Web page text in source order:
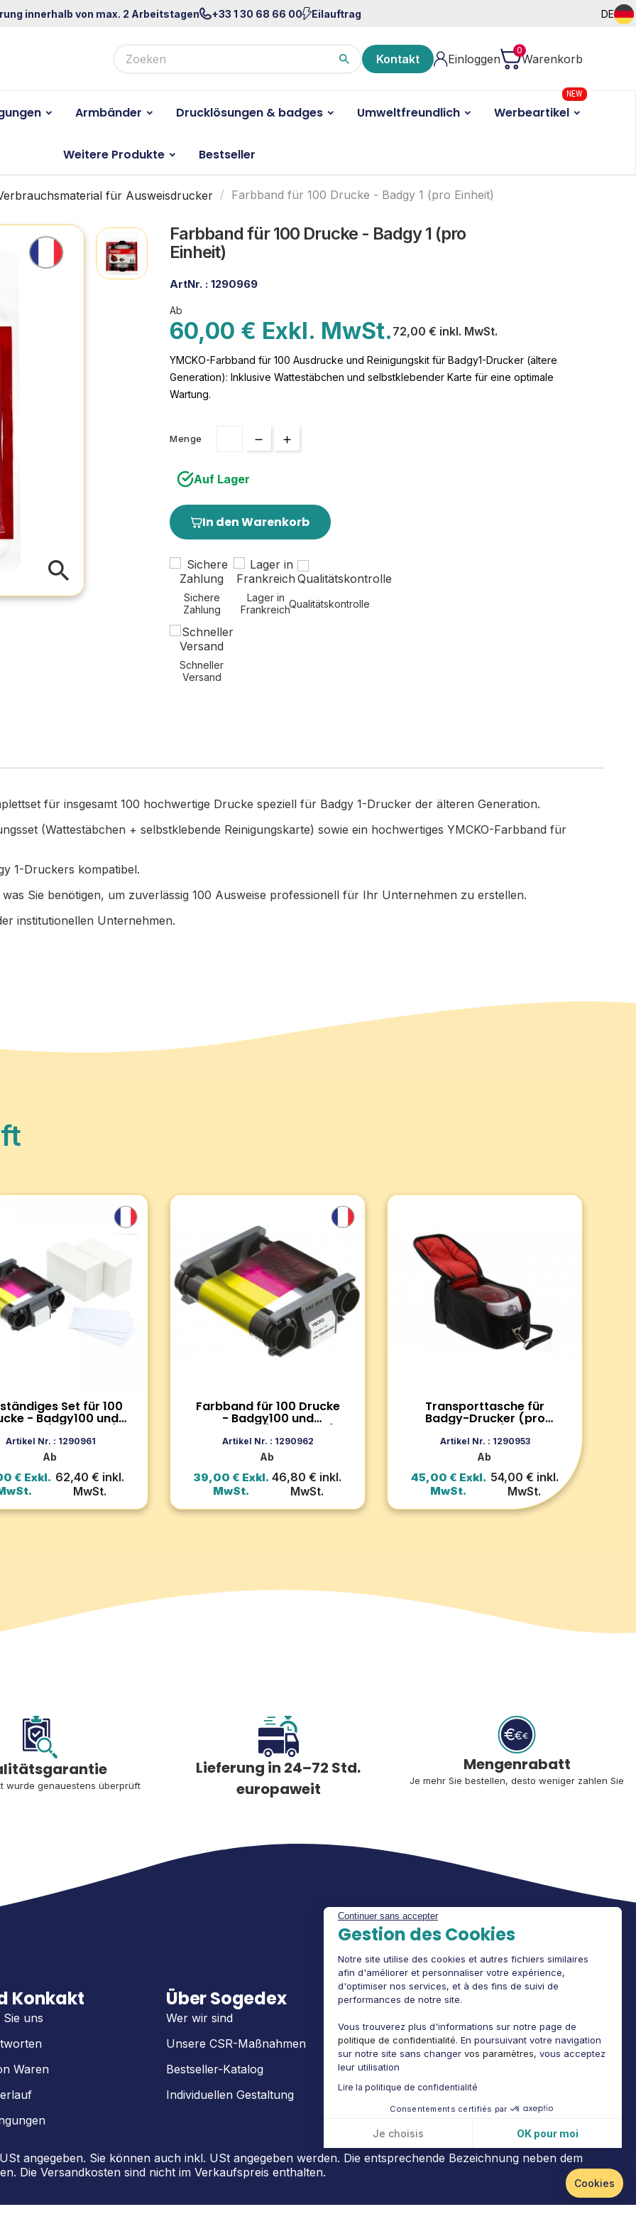
Continuer sans accepter
Gestion des Cookies
Notre site utilise des cookies et autres fichiers similaires
afin d'améliorer et personnaliser votre expérience,
d'optimiser nos services, et à des fins de suivi de
performances de notre site.
Vous trouverez plus d'informations sur notre page de
politique de confidentialité. En poursuivant votre navigation
sur notre site sans changer vos paramètres, vous acceptez
leur utilisation
Lire la politique de confidentialité
Consentements certifiés par
Je choisis OK pour moi
Axeptio consent
Plateforme de Gestion du Consentement : Personnalisez vos Options
Notre plateforme vous permet d'adapter et de gérer vosCookies
innerhalb von max. 2 Arbeitstagen +33 1 30 68 66 00 Eilauftrag DE
Kontakt Einloggen
0
Warenkorb
Armbänder Drucklösungen & badges Umweltfreundlich Werbeartikel
NEW
Weitere Produkte Bestseller
für Ausweisdrucker Farbband für 100 Drucke - Badgy 1 (pro Einheit)
search
Farbband für 100 Drucke - Badgy 1 (pro
Einheit)
ArtNr. : 1290969
Ab
60,00 € Exkl. MwSt. 72,00 € inkl. MwSt.
YMCKO-Farbband für 100 Ausdrucke und Reinigungskit für Badgy1-Drucker (ältere
Generation): Inklusive Wattestäbchen und selbstklebender Karte für eine optimale
Wartung.
Menge
Auf Lager
In den Warenkorb
Sichere
Zahlung
Lager in
FrankreichQualitätskontrolle
Schneller
Versand
für insgesamt 100 hochwertige Drucke speziell für Badgy 1-Drucker der älteren Generation.
(Wattestäbchen + selbstklebende Reinigungskarte) sowie ein hochwertiges YMCKO-Farbband für
1-Druckers kompatibel.
Sie benötigen, um zuverlässig 100 Ausweise professionell für Ihr Unternehmen zu erstellen.
institutionellen Unternehmen.
- Badgy100 und
(pro...
dicken PVC-Karten
und 1 YMCKO-Farbband.
reicht für 100 Drucke.
Set für 100
- Badgy100 und
Artikel Nr. : 1290961
Ab
€ Exkl. 62,40 € inkl.
MwSt.
Zum Produkt
Farbband für 100 Drucke -
Badgy100 und Badgy200
(pro Einheit)
Farbiges Farbband für 100
Ausdrucke. Kompatibel mit
Druckermodellen Badgy100 &
Badgy200. Für ein gestochen
Farbband für 100 Drucke
- Badgy100 und
Artikel Nr. : 1290962
Ab
39,00 € Exkl.
MwSt.
46,80 € inkl.
MwSt.
Zum Produkt
Transporttasche für Badgy-
Drucker (pro Einheit)
Schützen und transportieren Sie
Ihren BADGY-Drucker mit dieser
Tasche, die für die Modelle BADGY
100 und 200 geeignet ist für
Komfort und Sicherheit steht.
Transporttasche für
Badgy-Drucker (pro
Artikel Nr. : 1290953
Ab
45,00 € Exkl.
MwSt.
54,00 € inkl.
MwSt.
Zum Produkt
wurde genauestens überprüft
Lieferung in 24–72 Std.
europaweit
Mengenrabatt
Je mehr Sie bestellen, desto weniger zahlen Sie
Konkakt
uns
Waren
Über Sogedex
Wer wir sind
Unsere CSR-Maßnahmen
Bestseller-Katalog
Individuellen Gestaltung
Impressum
Datenschutz-Richtlinie
angegeben. Sie können auch inkl. USt angegeben werden. Die entsprechende Bezeichnung neben dem
Die Versandkosten sind nicht im Verkaufspreis enthalten.